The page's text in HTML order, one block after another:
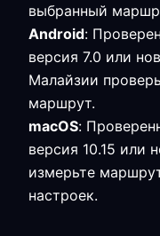
выбранный
Android:
версия 7.0 или
Малайзии
маршрут.
macOS:
версия 10.15 или
измерьте
настроек.